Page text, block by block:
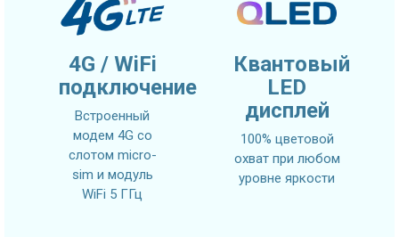
4G / WiFi
подключение
Встроенный
модем 4G со
слотом micro-
sim и модуль
WiFi 5 ГГц
Квантовый
LED
дисплей
100% цветовой
охват при любом
уровне яркости